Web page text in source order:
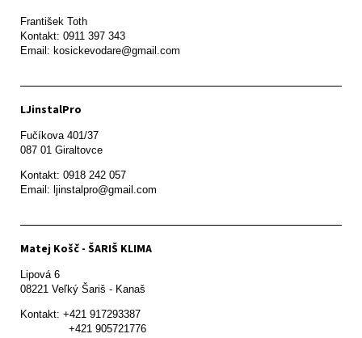
František Toth
Kontakt: 0911 397 343
Email: kosickevodare@gmail.com
LJinstalPro
Fučíkova 401/37
087 01 Giraltovce
Kontakt: 0918 242 057
Email: ljinstalpro@gmail.com
Matej Košč - ŠARIŠ KLIMA
Lipová 6
08221 Veľký Šariš - Kanaš
Kontakt: +421 917293387